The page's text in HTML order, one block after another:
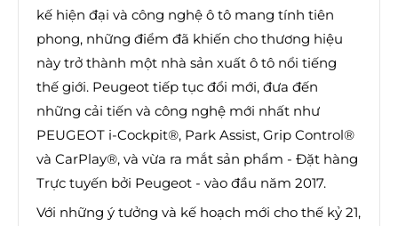
kế hiện đại và công nghệ ô tô mang tính tiên
phong, những điểm đã khiến cho thương hiệu
này trở thành một nhà sản xuất ô tô nổi tiếng
thế giới. Peugeot tiếp tục đổi mới, đưa đến
những cải tiến và công nghệ mới nhất như
PEUGEOT i-Cockpit®, Park Assist, Grip Control®
và CarPlay®, và vừa ra mắt sản phẩm - Đặt hàng
Trực tuyến bởi Peugeot - vào đầu năm 2017.
Với những ý tưởng và kế hoạch mới cho thế kỷ 21,